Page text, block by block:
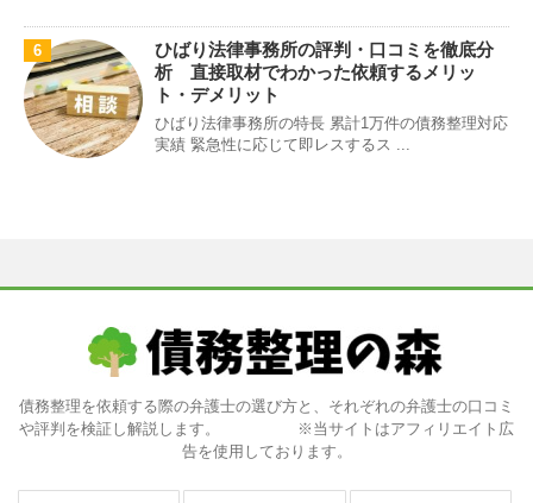
6
ひばり法律事務所の評判・口コミを徹底分
析 直接取材でわかった依頼するメリッ
ト・デメリット
ひばり法律事務所の特長 累計1万件の債務整理対応
実績 緊急性に応じて即レスするス ...
債務整理を依頼する際の弁護士の選び方と、それぞれの弁護士の口コミ
や評判を検証し解説します。 ※当サイトはアフィリエイト広
告を使用しております。